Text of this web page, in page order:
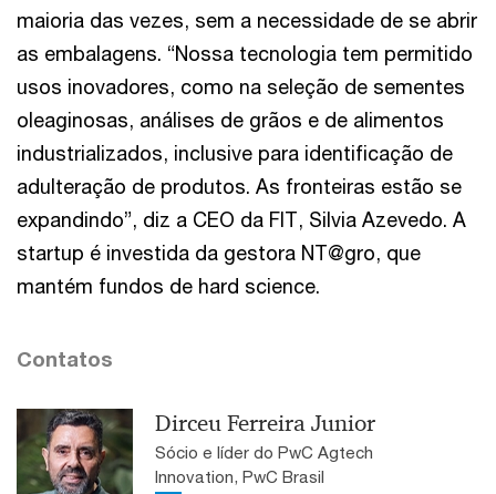
maioria das vezes, sem a necessidade de se abrir
as embalagens. “Nossa tecnologia tem permitido
usos inovadores, como na seleção de sementes
oleaginosas, análises de grãos e de alimentos
industrializados, inclusive para identificação de
adulteração de produtos. As fronteiras estão se
expandindo”, diz a CEO da FIT, Silvia Azevedo. A
startup é investida da gestora NT@gro, que
mantém fundos de hard science.
Contatos
Dirceu Ferreira Junior
Sócio e líder do PwC Agtech
Innovation, PwC Brasil